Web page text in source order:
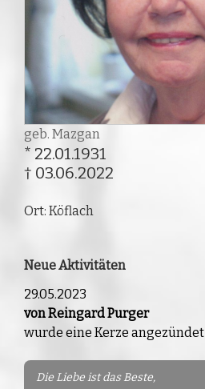
geb. Mazgan
* 22.01.1931
† 03.06.2022
Ort: Köflach
Neue Aktivitäten
29.05.2023
von Reingard Purger
wurde eine Kerze angezündet
Die Liebe ist das Beste,